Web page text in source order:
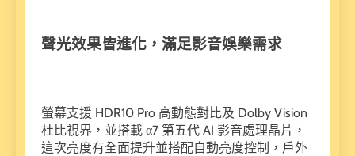
聲光效果皆進化，滿足影音娛樂需求
螢幕支援 HDR10 Pro 高動態對比及 Dolby Vision
杜比視界，並搭載 α7 第五代 AI 影音處理晶片，
這次亮度有全面提升並搭配自動亮度控制，戶外